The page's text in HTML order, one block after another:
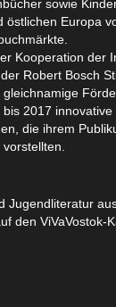
sowie
östlichen Europa
Kooperation der
Robert Bosch
2017 innovative
die ihrem
Jugendliteratur
den ViVaVostok-